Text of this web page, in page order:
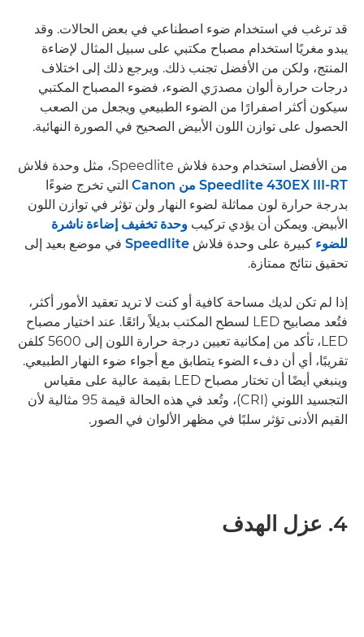
قد ترغب في استخدام ضوء اصطناعي في بعض الحالات. وقد
يبدو مغريًا استخدام مصباح مكتبي على سبيل المثال لإضاءة
المنتج، ولكن من الأفضل تجنب ذلك. ويرجع ذلك إلى اختلاف
درجات حرارة ألوان مصدرَي الضوء، فضوء المصباح المكتبي
سيكون أكثر اصفرارًا من الضوء الطبيعي ويجعل من الصعب
الحصول على توازن اللون الأبيض الصحيح في الصورة النهائية.
من الأفضل استخدام وحدة فلاش Speedlite، مثل وحدة فلاش
Speedlite 430EX III-RT من Canon
التي تخرج ضوءًا
بدرجة حرارة لون مماثلة لضوء النهار ولن تؤثر في توازن اللون
الأبيض. ويمكن أن يؤدي تركيب وحدة تخفيف إضاءة ناشرة
للضوء كبيرة على وحدة فلاش Speedlite في موضع بعيد إلى
تحقيق نتائج ممتازة.
إذا لم تكن لديك مساحة كافية أو كنت لا تريد تعقيد الأمور أكثر،
فتُعد مصابيح LED لسطح المكتب بديلاً رائعًا. عند اختيار مصباح
LED، تأكد من إمكانية تعيين درجة حرارة اللون إلى 5600 كلفن
تقريبًا، أي أن دفء الضوء يتطابق مع أجواء ضوء النهار الطبيعي.
وينبغي أيضًا أن تختار مصباح LED بقيمة عالية على مقياس
التجسيد اللوني (CRI)، وتُعد في هذه الحالة قيمة 95 مثالية لأن
القيم الأدنى تؤثر سلبًا في مظهر الألوان في الصور.
4. عزل الهدف